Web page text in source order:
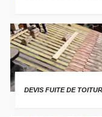
DEVIS FUITE DE